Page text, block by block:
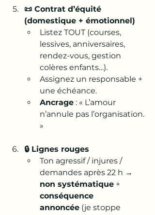
📜 Contrat d’équité
(domestique + émotionnel)
Listez TOUT (courses,
lessives, anniversaires,
rendez-vous, gestion
colères enfants…).
Assignez un responsable +
une échéance.
Ancrage : « L’amour
n’annule pas l’organisation.
»
🔒 Lignes rouges
Ton agressif / injures /
demandes après 22 h →
non systématique +
conséquence
annoncée (je stoppe